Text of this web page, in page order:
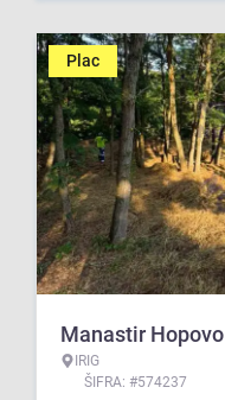
Plac
Manastir Hopovo
IRIG
ŠIFRA: #574237